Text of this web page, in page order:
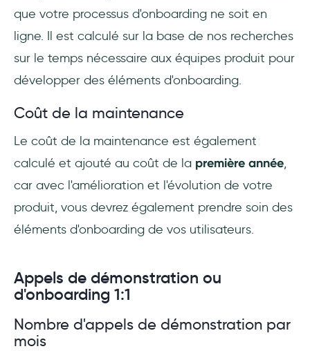
que votre processus d'onboarding ne soit en
ligne. Il est calculé sur la base de nos recherches
sur le temps nécessaire aux équipes produit pour
développer des éléments d'onboarding.
Coût de la maintenance
Le coût de la maintenance est également
calculé et ajouté au coût de la première année,
car avec l'amélioration et l'évolution de votre
produit, vous devrez également prendre soin des
éléments d'onboarding de vos utilisateurs.
Appels de démonstration ou
d'onboarding 1:1
Nombre d'appels de démonstration par
mois